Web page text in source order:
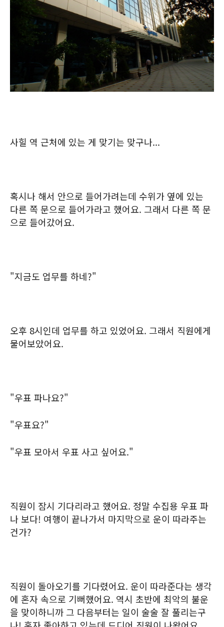
사힐 역 근처에 있는 게 맞기는 맞구나...
혹시나 해서 안으로 들어가려는데 수위가 옆에 있는
다른 쪽 문으로 들어가라고 했어요. 그래서 다른 쪽 문
으로 들어갔어요.
"지금도 업무를 하네?"
오후 8시인데 업무를 하고 있었어요. 그래서 직원에게
물어보았어요.
"우표 파나요?"
"우표요?"
"우표 모아서 우표 사고 싶어요."
직원이 잠시 기다리라고 했어요. 정말 수집용 우표 파
나 보다! 여행이 끝나가서 마지막으로 운이 따라주는
건가?
직원이 돌아오기를 기다렸어요. 운이 따라준다는 생각
에 혼자 속으로 기뻐했어요. 역시 초반에 최악의 불운
을 맞이하니까 그 다음부터는 일이 술술 잘 풀리는구